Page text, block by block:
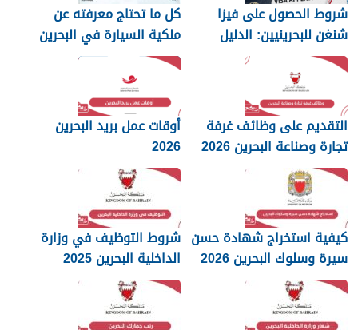
شروط الحصول على فيزا
شنغن للبحرينيين: الدليل
الكامل
كل ما تحتاج معرفته عن
ملكية السيارة في البحرين
التقديم على وظائف غرفة
تجارة وصناعة البحرين 2026
أوقات عمل بريد البحرين
2026
كيفية استخراج شهادة حسن
سيرة وسلوك البحرين 2026
شروط التوظيف في وزارة
الداخلية البحرين 2025